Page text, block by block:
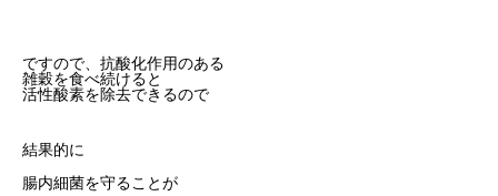
ですので、抗酸化作用のある
雑穀を食べ続けると
活性酸素を除去できるので
結果的に
腸内細菌を守ることが